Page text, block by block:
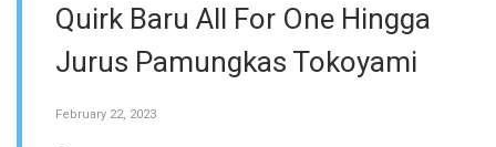
Quirk Baru All For One Hingga
Jurus Pamungkas Tokoyami
February 22, 2023